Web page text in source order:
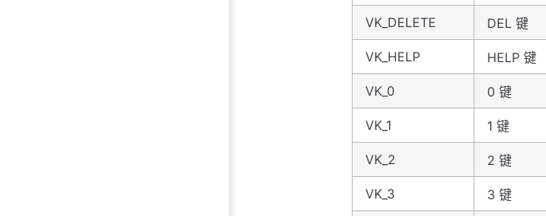
VK_DELETE DEL 键
VK_HELP HELP 键
VK_0 0 键
VK_1 1 键
VK_2 2 键
VK_3 3 键